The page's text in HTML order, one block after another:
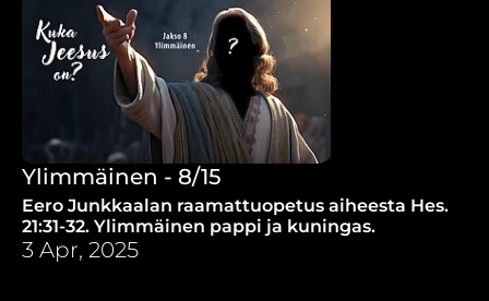
Ylimmäinen - 8/15
Eero Junkkaalan raamattuopetus aiheesta Hes.
21:31-32. Ylimmäinen pappi ja kuningas.
3 Apr, 2025